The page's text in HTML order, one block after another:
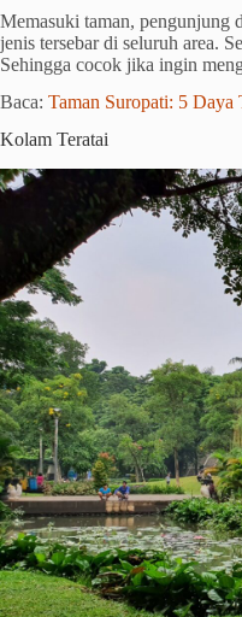
Memasuki taman, pengunjung
jenis tersebar di seluruh area.
Sehingga cocok jika ingin
Baca: Taman Suropati: 5 Daya
Kolam Teratai